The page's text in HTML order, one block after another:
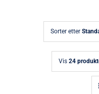
Sorter etter
Vis 24